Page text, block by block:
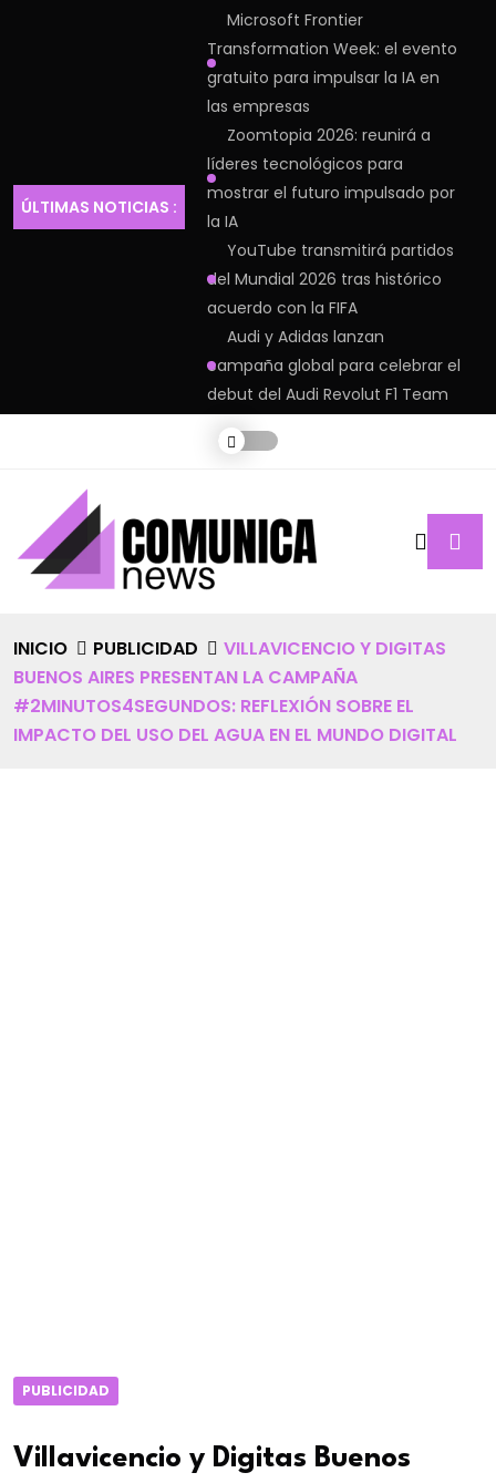
ÚLTIMAS NOTICIAS :
Microsoft Frontier
Transformation Week: el evento
gratuito para impulsar la IA en
las empresas
Zoomtopia 2026: reunirá a
líderes tecnológicos para
mostrar el futuro impulsado por
la IA
YouTube transmitirá partidos
del Mundial 2026 tras histórico
acuerdo con la FIFA
Audi y Adidas lanzan
campaña global para celebrar el
debut del Audi Revolut F1 Team
INICIO PUBLICIDAD
VILLAVICENCIO Y DIGITAS
BUENOS AIRES PRESENTAN LA CAMPAÑA
#2MINUTOS4SEGUNDOS: REFLEXIÓN SOBRE EL
IMPACTO DEL USO DEL AGUA EN EL MUNDO DIGITAL
PUBLICIDAD
Villavicencio y Digitas Buenos